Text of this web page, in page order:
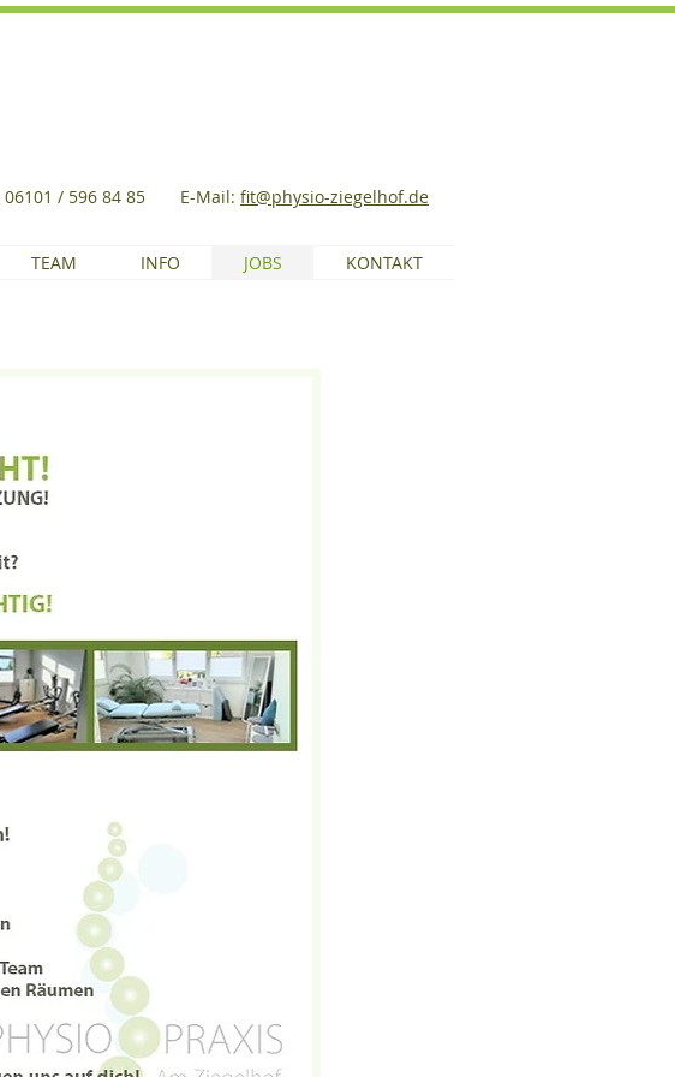
06101 / 596 84 85 E-Mail: fit@physio-ziegelhof.de
TEAM INFO JOBS KONTAKT